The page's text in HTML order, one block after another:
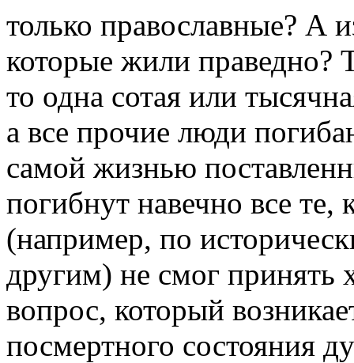
только православные? А
которые жили праведно?
то одна сотая или
а все прочие люди
самой жизнью
погибнут навечно все
(например, по
другим) не смог принять
вопрос, который
посмертного состояния